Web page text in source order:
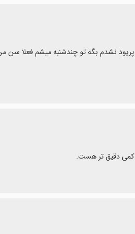
کمی دقیق تر هست.